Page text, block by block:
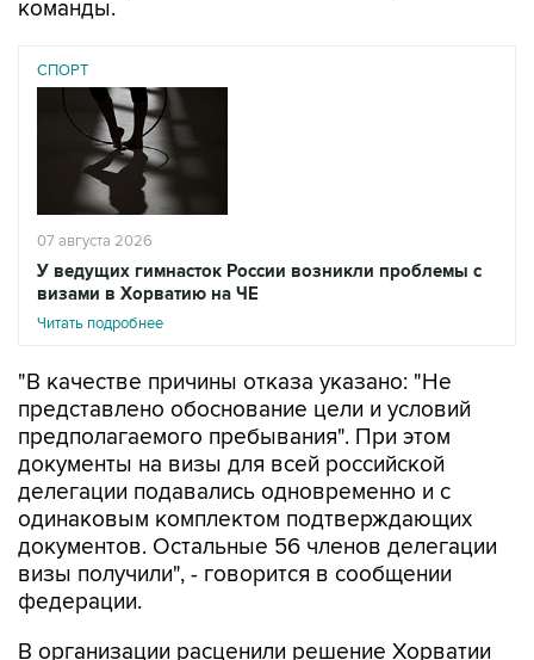
СПОРТ
07 августа 2026
У ведущих гимнасток России возникли проблемы с
визами в Хорватию на ЧЕ
Читать подробнее
"В качестве причины отказа указано: "Не
предполагаемого пребывания". При этом
документы на визы для всей российской
делегации подавались одновременно и с
одинаковым комплектом подтверждающих
документов. Остальные 56 членов делегации
визы получили", - говорится в сообщении
федерации.
В организации расценили решение Хорватии